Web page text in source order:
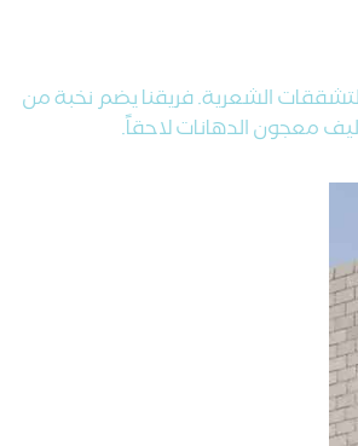
الشعرية. فريقنا يضم نخبة من